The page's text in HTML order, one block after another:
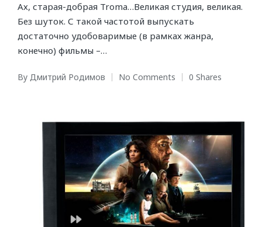
Ах, старая-добрая Troma…Великая студия, великая.
Без шуток. С такой частотой выпускать
достаточно удобоваримые (в рамках жанра,
конечно) фильмы –…
Posted
By Дмитрий Родимов No Comments 0 Shares